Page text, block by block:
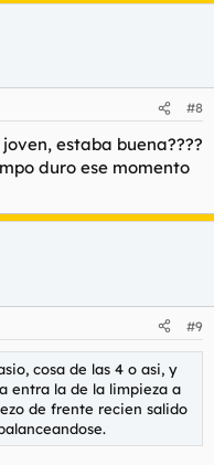
#8
estaba buena????
duro ese momento
#9
cosa de las 4 o asi, y
entra la de la limpieza a
de frente recien salido